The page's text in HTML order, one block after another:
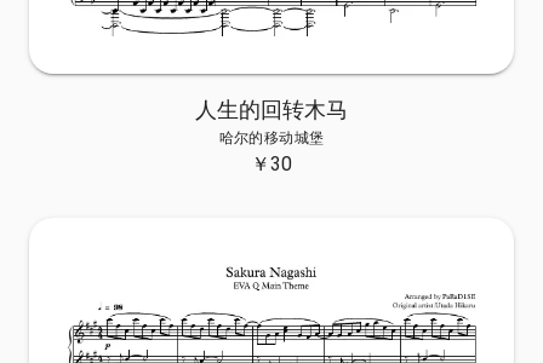
人生的回转木马
哈尔的移动城堡
￥30